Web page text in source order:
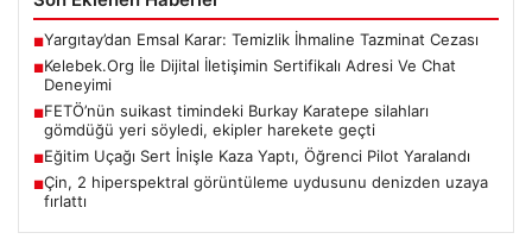
■Yargıtay’dan Emsal Karar: Temizlik İhmaline Tazminat Cezası
■Kelebek.Org İle Dijital İletişimin Sertifikalı Adresi Ve Chat
Deneyimi
■FETÖ’nün suikast timindeki Burkay Karatepe silahları
gömdüğü yeri söyledi, ekipler harekete geçti
■Eğitim Uçağı Sert İnişle Kaza Yaptı, Öğrenci Pilot Yaralandı
■Çin, 2 hiperspektral görüntüleme uydusunu denizden uzaya
fırlattı